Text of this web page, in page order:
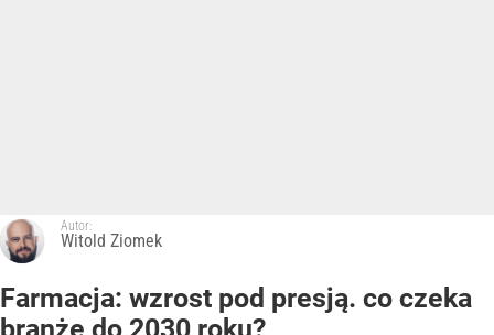
Autor:
Witold Ziomek
Farmacja: wzrost pod presją. co czeka